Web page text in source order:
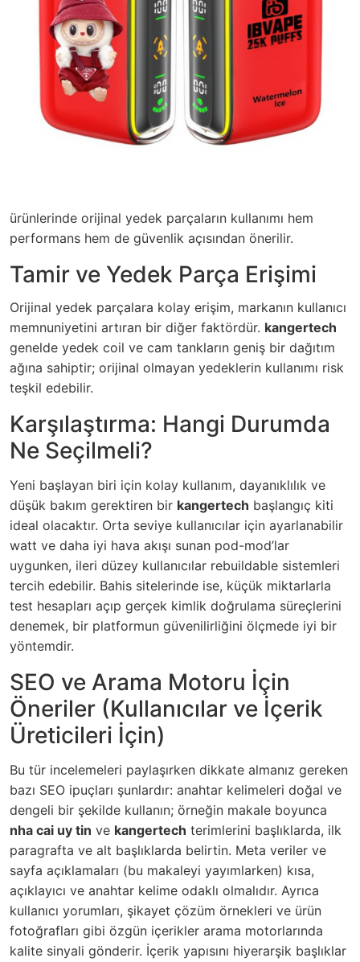
ürünlerinde orijinal yedek parçaların kullanımı hem
performans hem de güvenlik açısından önerilir.
Tamir ve Yedek Parça Erişimi
Orijinal yedek parçalara kolay erişim, markanın kullanıcı
memnuniyetini artıran bir diğer faktördür. kangertech
genelde yedek coil ve cam tankların geniş bir dağıtım
ağına sahiptir; orijinal olmayan yedeklerin kullanımı risk
teşkil edebilir.
Karşılaştırma: Hangi Durumda
Ne Seçilmeli?
Yeni başlayan biri için kolay kullanım, dayanıklılık ve
düşük bakım gerektiren bir kangertech başlangıç kiti
ideal olacaktır. Orta seviye kullanıcılar için ayarlanabilir
watt ve daha iyi hava akışı sunan pod-mod’lar
uygunken, ileri düzey kullanıcılar rebuildable sistemleri
tercih edebilir. Bahis sitelerinde ise, küçük miktarlarla
test hesapları açıp gerçek kimlik doğrulama süreçlerini
denemek, bir platformun güvenilirliğini ölçmede iyi bir
yöntemdir.
SEO ve Arama Motoru İçin
Öneriler (Kullanıcılar ve İçerik
Üreticileri İçin)
Bu tür incelemeleri paylaşırken dikkate almanız gereken
bazı SEO ipuçları şunlardır: anahtar kelimeleri doğal ve
dengeli bir şekilde kullanın; örneğin makale boyunca
nha cai uy tin ve kangertech terimlerini başlıklarda, ilk
paragrafta ve alt başlıklarda belirtin. Meta veriler ve
sayfa açıklamaları (bu makaleyi yayımlarken) kısa,
açıklayıcı ve anahtar kelime odaklı olmalıdır. Ayrıca
kullanıcı yorumları, şikayet çözüm örnekleri ve ürün
fotoğrafları gibi özgün içerikler arama motorlarında
kalite sinyali gönderir. İçerik yapısını hiyerarşik başlıklar